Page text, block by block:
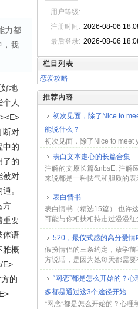
力都
，我
地
人
断对
中的
了的
被对
。
方
重要
体语
雅概
E>
的
用户等级:
注册时间: 2026-08-06
最后登录: 2026-08-06
栏目列表
恋爱攻略
推荐内容
初次见面，除了Nice to
能说什么？
初次见面，除了Nice to meet
说什么？,问候语,体验课
见面...
表白文本走心的长篇合集
注解的文原长篇&nbsE; 注解
来说都是一种怯气和胆质的表
一种真正在感情的宣告，是一
的深情广告。而原日，我就要
章的模式，向你注...
表白情书
表白情书（精选15篇） 也许
可能与你相扶相持走过漫漫红
只是小小的一段路程其实我从
奢望过;我只是惊喜于这样的
会遇见你，遇见一段...
520，最仪式感的高分爱情
假扮情侣的三条约定，放学前
方说话，是因为她每天都需要
化她和透过往的笔记；发信息
短，因为不可以聊昨天的事
条，不可以真的爱上对方，...
“网恋”都是怎么开始的？心
多都是通过这3个途径开始
“网恋”都是怎么开始的？心理